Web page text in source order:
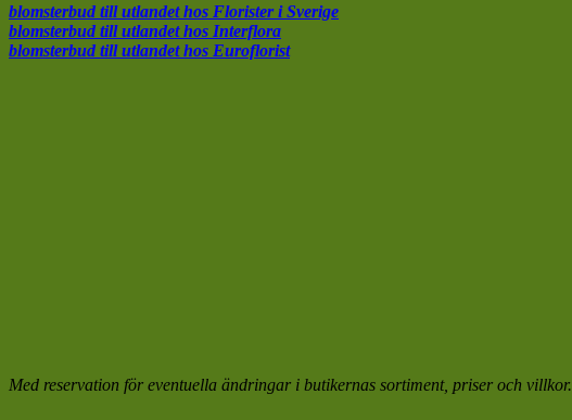
blomsterbud till utlandet hos Florister i Sverige
blomsterbud till utlandet hos Interflora
blomsterbud till utlandet hos Euroflorist
Med reservation för eventuella ändringar i butikernas sortiment, priser och villkor.